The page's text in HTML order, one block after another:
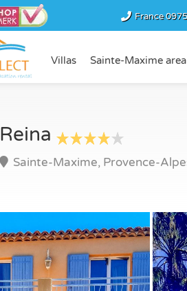
France
Villas Sainte-Maxime area
Reina
Sainte-Maxime, Provence-